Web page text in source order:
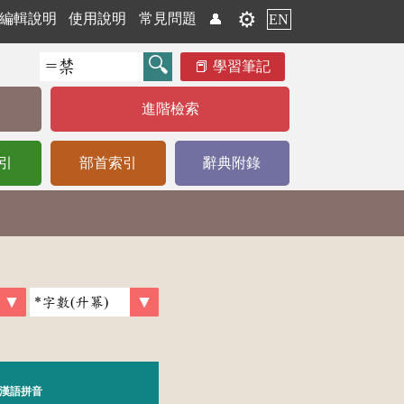
編輯說明 使用說明 常見問題 👤 ⚙️ EN
學習筆記
進階檢索
部首索引 辭典附錄
漢語拼音